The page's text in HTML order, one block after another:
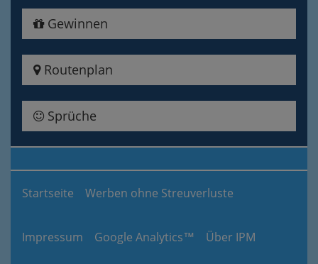
Gewinnen
Routenplan
Sprüche
Startseite Werben ohne Streuverluste
Impressum Google Analytics™ Über IPM